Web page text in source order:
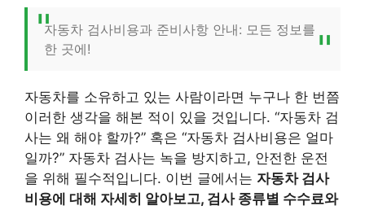
자동차 검사비용과 준비사항 안내: 모든 정보를
한 곳에!
자동차를 소유하고 있는 사람이라면 누구나 한 번쯤
이러한 생각을 해본 적이 있을 것입니다. “자동차 검
사는 왜 해야 할까?” 혹은 “자동차 검사비용은 얼마
일까?” 자동차 검사는 녹을 방지하고, 안전한 운전
을 위해 필수적입니다. 이번 글에서는 자동차 검사
비용에 대해 자세히 알아보고, 검사 종류별 수수료와